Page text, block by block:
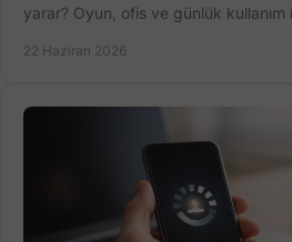
yarar? Oyun, ofis ve günlük
22 Haziran 2026